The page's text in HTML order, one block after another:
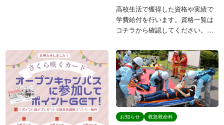
高校生活で獲得した資格や実績で
学費給付を行います。資格一覧は
コチラから確認してください。申
すのでご活用ください。
お知らせ 救急救命科